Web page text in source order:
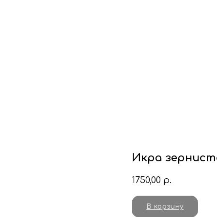
Икра
1750,00 р.
В корзину